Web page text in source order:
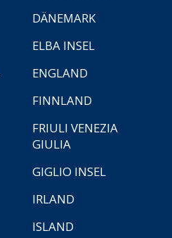
DÄNEMARK
ELBA INSEL
ENGLAND
FINNLAND
FRIULI VENEZIA
GIULIA
GIGLIO INSEL
IRLAND
ISLAND